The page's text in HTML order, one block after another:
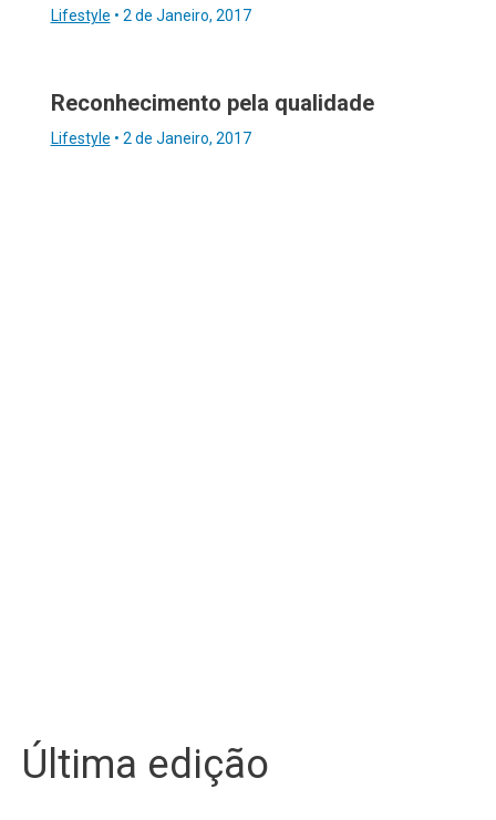
Lifestyle • 2 de Janeiro, 2017
Reconhecimento pela qualidade
Lifestyle • 2 de Janeiro, 2017
Última edição